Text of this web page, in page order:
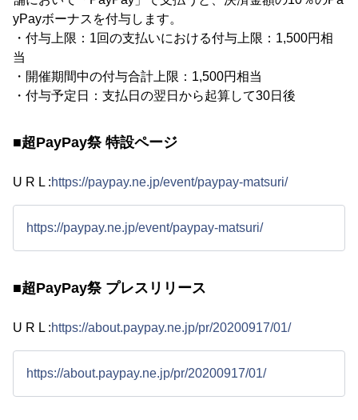
yPayボーナスを付与します。
・付与上限：1回の支払いにおける付与上限：1,500円相
当
・開催期間中の付与合計上限：1,500円相当
・付与予定日：支払日の翌日から起算して30日後
■超PayPay祭 特設ページ
U R L :https://paypay.ne.jp/event/paypay-matsuri/
https://paypay.ne.jp/event/paypay-matsuri/
■超PayPay祭 プレスリリース
U R L :https://about.paypay.ne.jp/pr/20200917/01/
https://about.paypay.ne.jp/pr/20200917/01/